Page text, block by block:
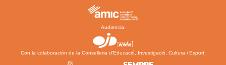
Audiencia:
Con la colaboración de la Conselleria d’Educació, Investigació, Cultura i Esport: